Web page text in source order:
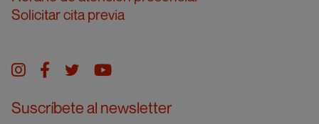
Solicitar cita previa
Instagram
facebook
twitteryoutube
Suscríbete al newsletter